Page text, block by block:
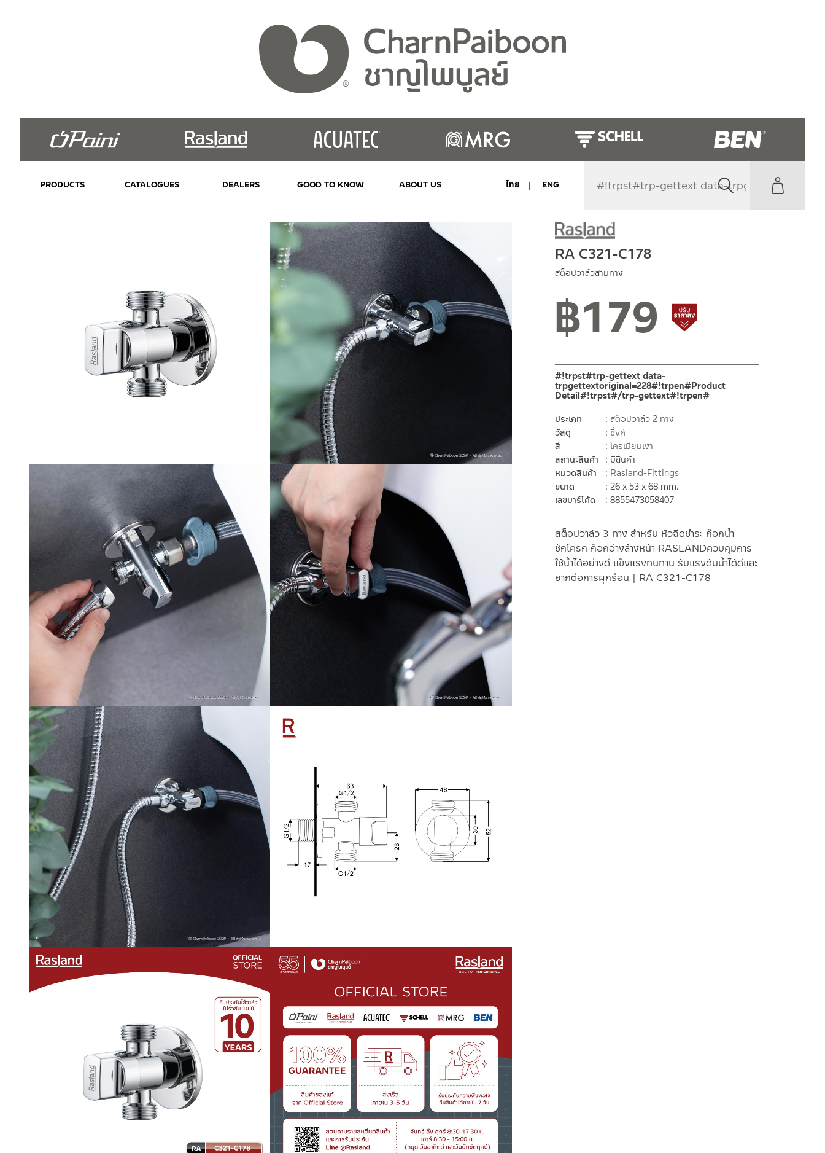
PRODUCTS CATALOGUES DEALERS GOOD TO KNOW ABOUT US ไทย ENG
RA C321-C178
สต็อปวาล์วสามทาง
฿179
สต็อปวาล์ว 3 ทาง สำหรับ หัวฉีดชำระ ก๊อกน้ำ
ชักโครก ก๊อกอ่างล้างหน้า RASLANDควบคุมการ
ใช้น้ำได้อย่างดี แข็งแรงทนทาน รับแรงดันน้ำได้ดีและ
ยากต่อการผุกร่อน | RA C321-C178
#!trpst#trp-gettext data-
trpgettextoriginal=228#!trpen#Product
Detail#!trpst#/trp-gettext#!trpen#
ประเภท
สต็อปวาล์ว 2 ทาง
วัสดุ
ซิ้งค์
สี
โครเมียมเงา
สถานะสินค้า
มีสินค้า
หมวดสินค้า
Rasland-Fittings
ขนาด
26 x 53 x 68 mm.
เลขบาร์โค้ด
8855473058407